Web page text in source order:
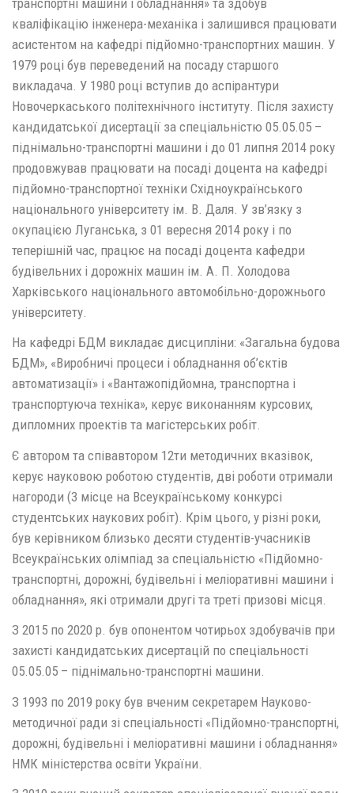
кваліфікацію інженера-механіка і залишився працювати
асистентом на кафедрі підйомно-транспортних машин. У
1979 році був переведений на посаду старшого
викладача. У 1980 році вступив до аспірантури
Новочеркаського політехнічного інституту. Після захисту
кандидатської дисертації за спеціальністю 05.05.05 –
піднімально-транспортні машини і до 01 липня 2014 року
продовжував працювати на посаді доцента на кафедрі
підйомно-транспортної техніки Східноукраїнського
національного університету ім. В. Даля. У зв’язку з
окупацією Луганська, з 01 вересня 2014 року і по
теперішній час, працює на посаді доцента кафедри
будівельних і дорожніх машин ім. А. П. Холодова
Харківського національного автомобільно-дорожнього
університету.
На кафедрі БДМ викладає дисципліни: «Загальна будова
БДМ», «Виробничі процеси і обладнання об’єктів
автоматизації» і «Вантажопідйомна, транспортна і
транспортуюча техніка», керує виконанням курсових,
дипломних проектів та магістерських робіт.
Є автором та співавтором 12ти методичних вказівок,
керує науковою роботою студентів, дві роботи отримали
нагороди (3 місце на Всеукраїнському конкурсі
студентських наукових робіт). Крім цього, у різні роки,
був керівником близько десяти студентів-учасників
Всеукраїнських олімпіад за спеціальністю «Підйомно-
транспортні, дорожні, будівельні і меліоративні машини і
обладнання», які отримали другі та треті призові місця.
З 2015 по 2020 р. був опонентом чотирьох здобувачів при
захисті кандидатських дисертацій по спеціальності
05.05.05 – піднімально-транспортні машини.
З 1993 по 2019 року був вченим секретарем Науково-
методичної ради зі спеціальності «Підйомно-транспортні,
дорожні, будівельні і меліоративні машини і обладнання»
НМК міністерства освіти України.